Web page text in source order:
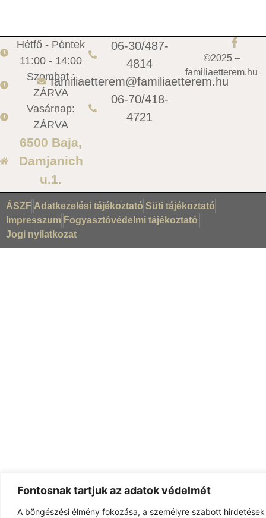
Fontosnak tartjuk az adatok védelmét
A böngészési élmény fokozása, a személyre szabott
Hétfő - Péntek
11:00 - 14:00
Szombat :
ZÁRVA
Vasárnap:
ZÁRVA
6500 Baja,
Damjanich
u.1.
06-30/487-
4814
familiaetterem@familiaetterem.hu
06-70/418-
4721
©2025 –
familiaetterem.hu
ÁSZF Adatkezelési tájékoztató Süti tájékoztató
Impresszum Fogyasztóvédelmi tájékoztató
Jogi nyilatkozat